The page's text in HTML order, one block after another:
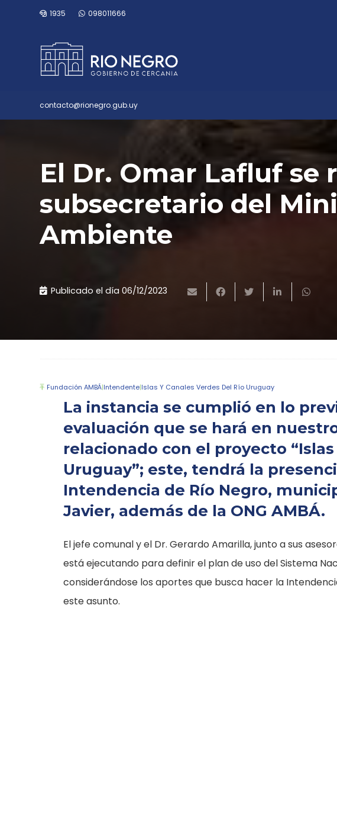
1935 098011666
contacto@rionegro.gub.uy
El Dr. Omar Lafluf se
subsecretario del
Ambiente
Publicado el día 06/12/2023
Fundación AMBÁ|Intendente|Islas Y Canales Verdes Del Río Uruguay
La instancia se cumplió en lo
evaluación que se hará en
relacionado con el proyecto
Uruguay”; este, tendrá la
Intendencia de Río Negro,
Javier, además de la ONG AMBÁ.
El jefe comunal y el Dr. Gerardo Amarilla, junto a sus
está ejecutando para definir el plan de uso del Sistema
considerándose los aportes que busca hacer la
este asunto.